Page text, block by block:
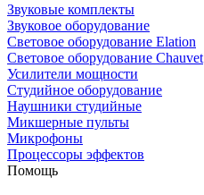
Звуковые комплекты
Звуковое оборудование
Световое оборудование Elation
Cветовое оборудование Chauvet
Усилители мощности
Студийное оборудование
Наушники студийные
Микшерные пульты
Микрофоны
Процессоры эффектов
Помощь